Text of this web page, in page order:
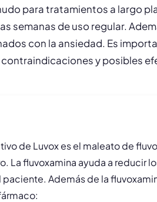
para tratamientos a largo
semanas de uso regular.
con la ansiedad. Es
contraindicaciones y posibles
de Luvox es el maleato de
La fluvoxamina ayuda a reducir
Además de la